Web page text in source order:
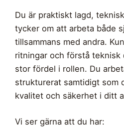
Du är praktiskt lagd,
tycker om att arbeta både
tillsammans med andra.
ritningar och förstå teknisk
stor fördel i rollen. Du
strukturerat samtidigt som
kvalitet och säkerhet i ditt
Vi ser gärna att du har: